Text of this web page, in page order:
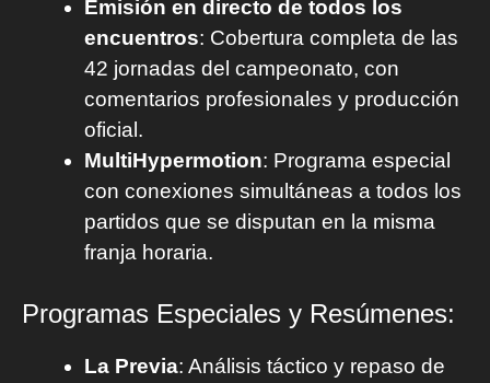
Emisión en directo de todos los
encuentros: Cobertura completa de las
42 jornadas del campeonato, con
comentarios profesionales y producción
oficial.
MultiHypermotion: Programa especial
con conexiones simultáneas a todos los
partidos que se disputan en la misma
franja horaria.
Programas Especiales y Resúmenes:
La Previa: Análisis táctico y repaso de